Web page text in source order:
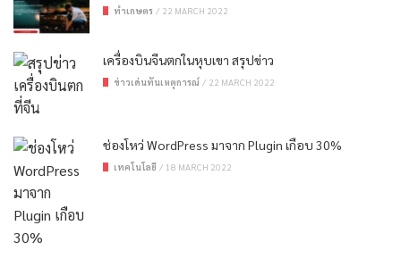
ทำเกษตร / 22 MARCH 2022
เครื่องบินจีนตกในหุบเขา สรุปข่าว
ข่าวเด่นทันเหตุการณ์ / 22 MARCH 2022
ช่องโหว่ WordPress มาจาก Plugin เกือบ 30%
เทคโนโลยี / 18 MARCH 2022